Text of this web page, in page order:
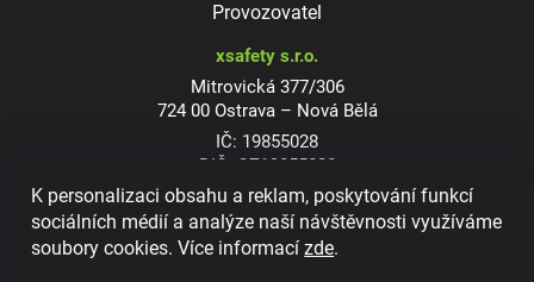
K personalizaci obsahu a reklam, poskytování funkcí
sociálních médií a analýze naší návštěvnosti využíváme
soubory cookies. Více informacízde.
Provozovatel
xsafety s.r.o.
Mitrovická 377/306
724 00 Ostrava – Nová Bělá
IČ: 19855028
DIČ: CZ19855028